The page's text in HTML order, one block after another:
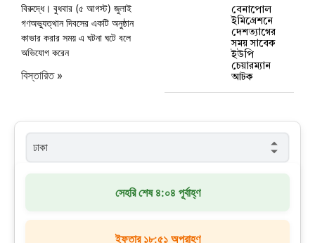
বিরুদ্ধে। বুধবার (৫ আগস্ট) জুলাই
গণঅভ্যুত্থান দিবসের একটি অনুষ্ঠান
কাভার করার সময় এ ঘটনা ঘটে বলে
অভিযোগ করেন
বিস্তারিত »
বেনাপোল
ইমিগ্রেশনে
দেশত্যাগের
সময় সাবেক
ইউপি
চেয়ারম্যান
আটক
সেহরি শেষ ৪:০৪ পূর্বাহ্ণ
ইফতার ১৮:৫১ অপরাহ্ণ